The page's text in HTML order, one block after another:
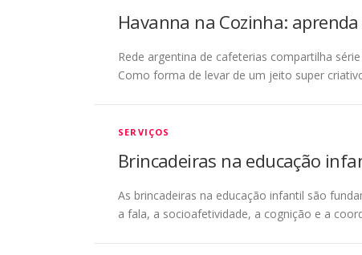
Havanna na Cozinha:
Rede argentina de cafeterias compartilha
Como forma de levar de um jeito super
SERVIÇOS
Brincadeiras na educação
As brincadeiras na educação infantil são
a fala, a socioafetividade, a cognição e a